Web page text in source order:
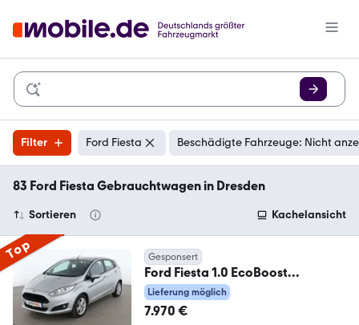
Filter Ford Fiesta Beschädigte Fahrzeuge: Nicht
83 Ford Fiesta Gebrauchtwagen in Dresden
Sortieren Kachelansicht
Top Gesponsert
Ford Fiesta 1.0 EcoBoost
Celebration*SHZ*KLIMA*
Lieferung möglich
7.970 €